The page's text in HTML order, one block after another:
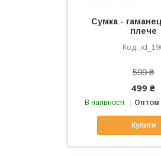
Сумка -
плече
599 ₴
499 ₴
В наявності Оптом
Купити